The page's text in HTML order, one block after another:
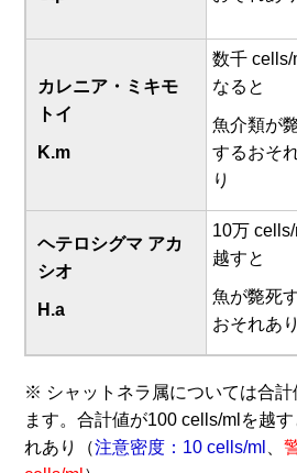
カレニア・ミキモ
トイ
K.m
数千 cells/
なると
魚介類が
するおそ
り
ヘテロシグマ アカ
シオ
H.a
10万
越すと
魚が斃死
おそれあり
※ シャットネラ属については合計
ます。合計値が100 cells/mlを越
れあり（注意密度：10 cells/ml 、